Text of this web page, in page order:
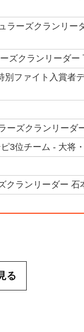
ラーズクランリー
ズクランリーダー
ファイト入賞者
ーズクランリーダ
3位チーム - 大将
クランリーダー 石
る